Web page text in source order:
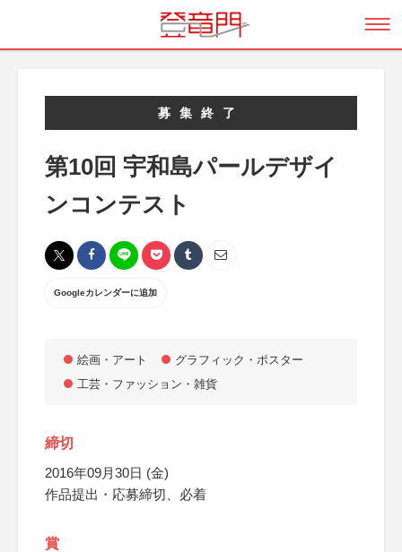
募集終了
第10回 宇和島パールデザイ
ンコンテスト
Googleカレンダーに追加
絵画・アート
グラフィック・ポスター
工芸・ファッション・雑貨
締切
2016年09月30日 (金)
作品提出・応募締切、必着
賞